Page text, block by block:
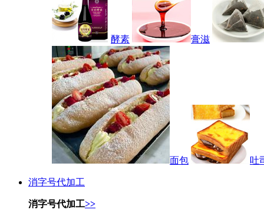
酵素 膏滋
面包 吐
消字号代加工
消字号代加工>>